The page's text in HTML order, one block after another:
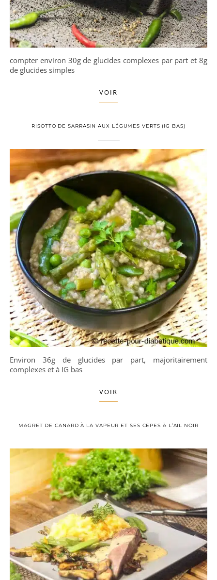
compter environ 30g de glucides complexes par part et 8g
de glucides simples
VOIR
RISOTTO DE SARRASIN AUX LÉGUMES VERTS (IG BAS)
Environ 36g de glucides par part, majoritairement
complexes et à IG bas
VOIR
MAGRET DE CANARD À LA VAPEUR ET SES CÈPES À L’AIL NOIR